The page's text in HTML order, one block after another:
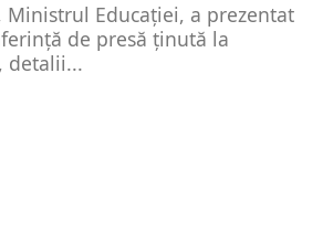
Ministrul Educației, a prezentat
de presă ținută la
detalii...